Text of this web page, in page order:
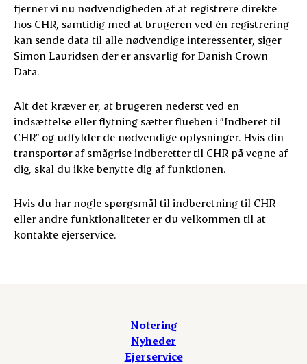
fjerner vi nu nødvendigheden af at registrere direkte
hos CHR, samtidig med at brugeren ved én registrering
kan sende data til alle nødvendige interessenter, siger
Simon Lauridsen der er ansvarlig for Danish Crown
Data.
Alt det kræver er, at brugeren nederst ved en
indsættelse eller flytning sætter flueben i ”Indberet til
CHR” og udfylder de nødvendige oplysninger. Hvis din
transportør af smågrise indberetter til CHR på vegne af
dig, skal du ikke benytte dig af funktionen.
Hvis du har nogle spørgsmål til indberetning til CHR
eller andre funktionaliteter er du velkommen til at
kontakte ejerservice.
Notering
Nyheder
Ejerservice